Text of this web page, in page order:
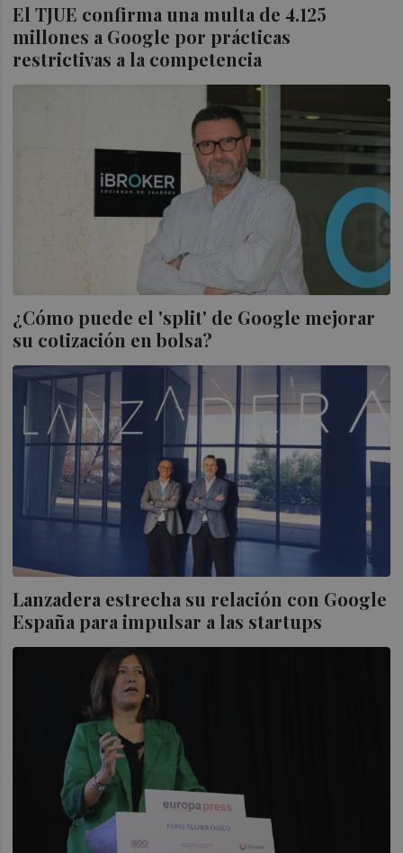
El TJUE confirma una multa de 4.125
millones a Google por prácticas
restrictivas a la competencia
¿Cómo puede el 'split' de Google mejorar
su cotización en bolsa?
Lanzadera estrecha su relación con Google
España para impulsar a las startups